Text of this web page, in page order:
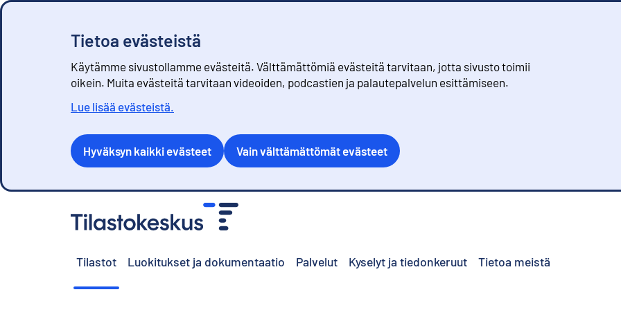
Tietoa evästeistä
Käytämme sivustollamme evästeitä. Välttämättömiä evästeitä tarvitaan, jotta sivusto toimii
oikein. Muita evästeitä tarvitaan videoiden, podcastien ja palautepalvelun esittämiseen.
Lue lisää evästeistä.
Hyväksyn kaikki evästeet Vain välttämättömät evästeet
Tilastot Luokitukset ja dokumentaatio Palvelut Kyselyt ja tiedonkeruut Tietoa meistä